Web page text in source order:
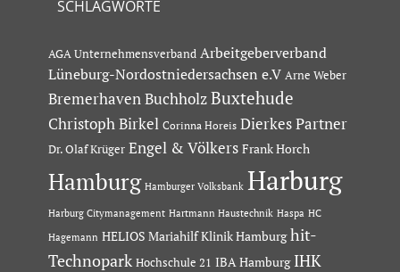
SCHLAGWORTE
AGA Unternehmensverband Arbeitgeberverband
Lüneburg-Nordostniedersachsen e.V Arne Weber
Bremerhaven Buchholz Buxtehude
Christoph Birkel Corinna Horeis Dierkes Partner
Dr. Olaf Krüger Engel & Völkers Frank Horch
Hamburg Hamburger Volksbank Harburg
Harburg Citymanagement Hartmann Haustechnik Haspa HC
Hagemann HELIOS Mariahilf Klinik Hamburg hit-
Technopark Hochschule 21 IBA Hamburg IHK